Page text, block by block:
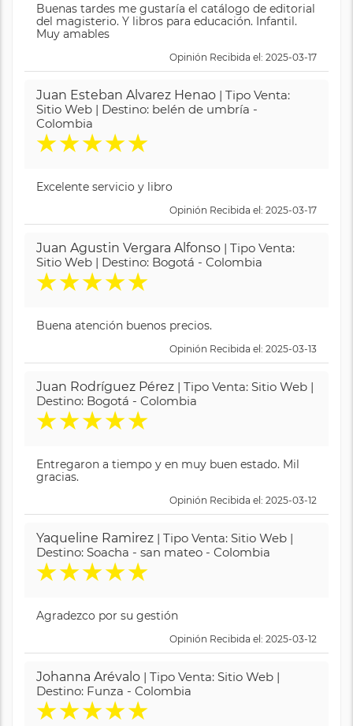
Buenas tardes me gustaría el catálogo de editorial
del magisterio. Y libros para educación. Infantil.
Muy amables
Opinión Recibida el: 2025-03-17
Juan Esteban Alvarez Henao | Tipo Venta:
Sitio Web | Destino: belén de umbría -
Colombia
★★★★★
Excelente servicio y libro
Opinión Recibida el: 2025-03-17
Juan Agustin Vergara Alfonso | Tipo Venta:
Sitio Web | Destino: Bogotá - Colombia
★★★★★
Buena atención buenos precios.
Opinión Recibida el: 2025-03-13
Juan Rodríguez Pérez | Tipo Venta: Sitio Web |
Destino: Bogotá - Colombia
★★★★★
Entregaron a tiempo y en muy buen estado. Mil
gracias.
Opinión Recibida el: 2025-03-12
Yaqueline Ramirez | Tipo Venta: Sitio Web |
Destino: Soacha - san mateo - Colombia
★★★★★
Agradezco por su gestión
Opinión Recibida el: 2025-03-12
Johanna Arévalo | Tipo Venta: Sitio Web |
Destino: Funza - Colombia
★★★★★